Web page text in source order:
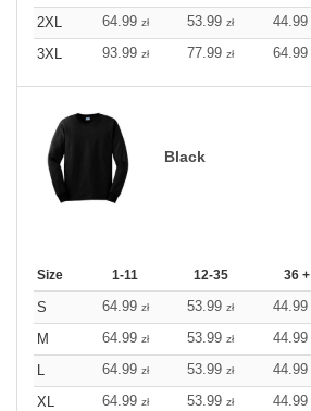
2XL
64.99 zł 53.99 zł 44.99
3XL
93.99 zł 77.99 zł 64.99
Black
Size 1-11 12-35 36 +
S 64.99 zł 53.99 zł 44.99
M
64.99 zł 53.99 zł 44.99
L
64.99 zł 53.99 zł 44.99
XL
64.99 zł 53.99 zł 44.99